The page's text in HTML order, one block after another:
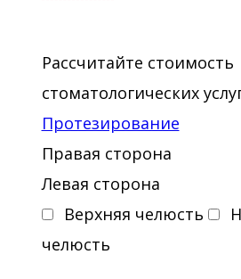
Рассчитайте стоимость
стоматологических
Протезирование
Правая сторона
Левая сторона
Верхняя челюсть
челюсть